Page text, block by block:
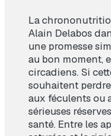
La
Alain Delabos
une promesse
au bon moment,
circadiens. Si
souhaitent
aux féculents ou
sérieuses
santé. Entre les